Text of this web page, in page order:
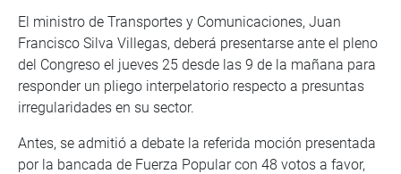
El ministro de Transportes y Comunicaciones, Juan
Francisco Silva Villegas, deberá presentarse ante el pleno
del Congreso el jueves 25 desde las 9 de la mañana para
responder un pliego interpelatorio respecto a presuntas
irregularidades en su sector.
Antes, se admitió a debate la referida moción presentada
por la bancada de Fuerza Popular con 48 votos a favor,